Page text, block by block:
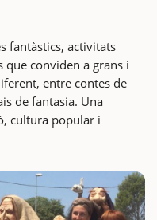
fantàstics, activitats
conviden a grans i
entre contes de
de fantasia. Una
cultura popular i